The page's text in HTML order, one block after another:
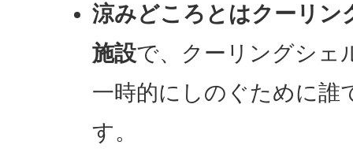
涼みどころとはクーリン
施設で、クーリングシェ
一時的にしのぐために誰
す。